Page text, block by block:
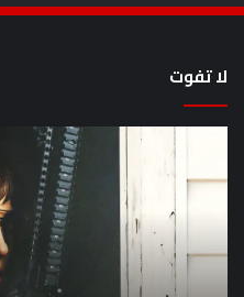
لا تفوت
الذي
أخرى